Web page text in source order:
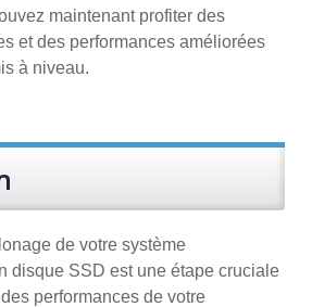
maintenant profiter des
et des performances améliorées
à niveau.
de votre système
disque SSD est une étape cruciale
performances de votre